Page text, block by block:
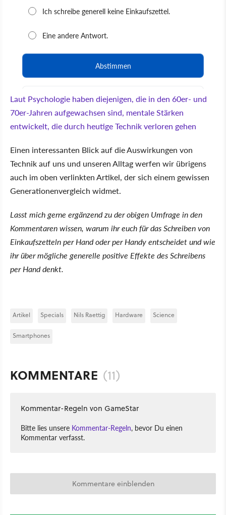
Laut Psychologie haben diejenigen, die in den 60er- und
70er-Jahren aufgewachsen sind, mentale Stärken
entwickelt, die durch heutige Technik verloren gehen
Einen interessanten Blick auf die Auswirkungen von
Technik auf uns und unseren Alltag werfen wir übrigens
auch im oben verlinkten Artikel, der sich einem gewissen
Generationenvergleich widmet.
Lasst mich gerne ergänzend zu der obigen Umfrage in den
Kommentaren wissen, warum ihr euch für das Schreiben von
Einkaufszetteln per Hand oder per Handy entscheidet und wie
ihr über mögliche generelle positive Effekte des Schreibens
per Hand denkt.
Artikel Specials Nils Raettig Hardware Science
Smartphones
KOMMENTARE (11)
Kommentar-Regeln von GameStar
Bitte lies unsere Kommentar-Regeln, bevor Du einen
Kommentar verfasst.
Kommentare einblenden